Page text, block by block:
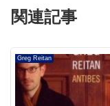
関連記事
Greg Reitan